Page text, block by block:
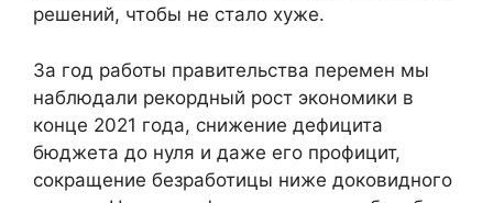
решений, чтобы не стало хуже.
За год работы правительства перемен мы
наблюдали рекордный рост экономики в
конце 2021 года, снижение дефицита
бюджета до нуля и даже его профицит,
сокращение безработицы ниже доковидного